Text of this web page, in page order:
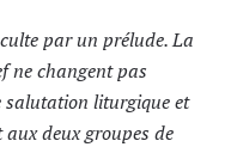
par un prélude. La
ne changent pas
salutation liturgique et
deux groupes de